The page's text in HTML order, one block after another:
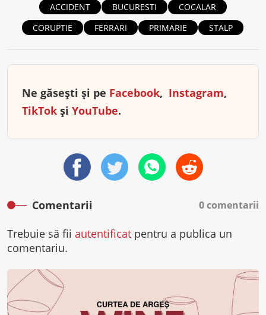
ACCIDENT BUCURESTI
COCALAR
CORUPTIE
FERRARI PRIMARIE STALP
Ne găsești și pe Facebook, Instagram,
TikTok și YouTube.
Comentarii 0 comentarii
Trebuie să fii autentificat pentru a publica un
comentariu.